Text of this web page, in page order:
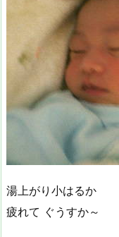
湯上がり小はるか
疲れて ぐうすか～